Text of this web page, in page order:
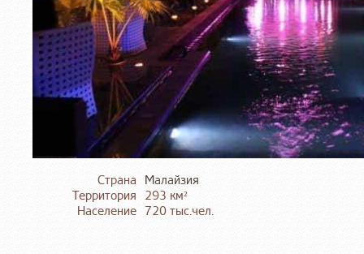
Страна
Малайзия
Территория
293 км²
Население 720 тыс.чел.